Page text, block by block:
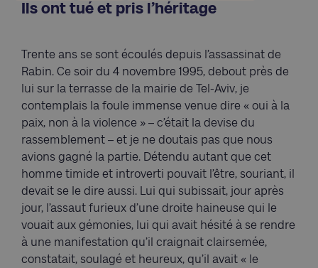
Ils ont tué et pris l’héritage
Trente ans se sont écoulés depuis l’assassinat de
Rabin. Ce soir du 4 novembre 1995, debout près de
lui sur la terrasse de la mairie de Tel-Aviv, je
contemplais la foule immense venue dire « oui à la
paix, non à la violence » – c’était la devise du
rassemblement – et je ne doutais pas que nous
avions gagné la partie. Détendu autant que cet
homme timide et introverti pouvait l’être, souriant, il
devait se le dire aussi. Lui qui subissait, jour après
jour, l’assaut furieux d’une droite haineuse qui le
vouait aux gémonies, lui qui avait hésité à se rendre
à une manifestation qu’il craignait clairsemée,
constatait, soulagé et heureux, qu’il avait « le